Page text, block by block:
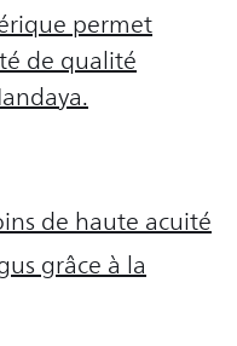
permet
de qualité
de haute acuité
grâce à la